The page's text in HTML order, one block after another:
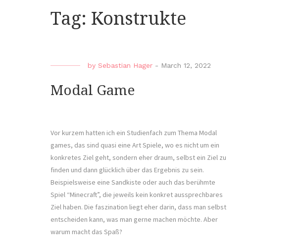
Tag: Konstrukte
by Sebastian Hager - March 12, 2022
Modal Game
Vor kurzem hatten ich ein Studienfach zum Thema Modal
games, das sind quasi eine Art Spiele, wo es nicht um ein
konkretes Ziel geht, sondern eher draum, selbst ein Ziel zu
finden und dann glücklich über das Ergebnis zu sein.
Beispielsweise eine Sandkiste oder auch das berühmte
Spiel “Minecraft”, die jeweils kein konkret aussprechbares
Ziel haben. Die faszination liegt eher darin, dass man selbst
entscheiden kann, was man gerne machen möchte. Aber
warum macht das Spaß?